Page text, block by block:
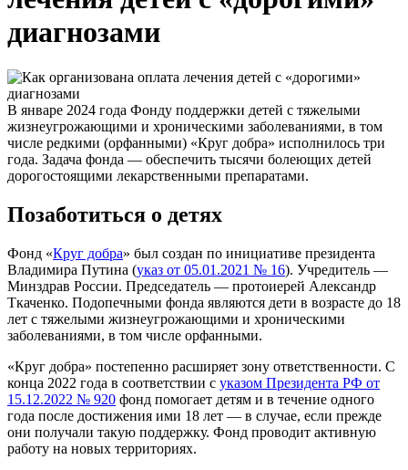
диагнозами
В январе 2024 года Фонду поддержки детей с тяжелыми
жизнеугрожающими и хроническими заболеваниями, в том
числе редкими (орфанными) «Круг добра» исполнилось три
года. Задача фонда — обеспечить тысячи болеющих детей
дорогостоящими лекарственными препаратами.
Позаботиться о детях
Фонд «Круг добра» был создан по инициативе президента
Владимира Путина (указ от 05.01.2021 № 16). Учредитель —
Минздрав России. Председатель — протоиерей Александр
Ткаченко. Подопечными фонда являются дети в возрасте до 18
лет с тяжелыми жизнеугрожающими и хроническими
заболеваниями, в том числе орфанными.
«Круг добра» постепенно расширяет зону ответственности. С
конца 2022 года в соответствии с указом Президента РФ от
15.12.2022 № 920 фонд помогает детям и в течение одного
года после достижения ими 18 лет — в случае, если прежде
они получали такую поддержку. Фонд проводит активную
работу на новых территориях.